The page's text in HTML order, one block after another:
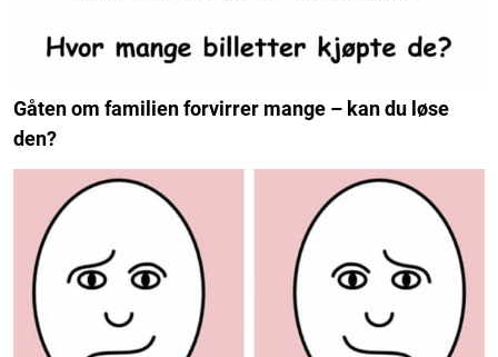
Gåten om familien forvirrer mange – kan du løse
den?